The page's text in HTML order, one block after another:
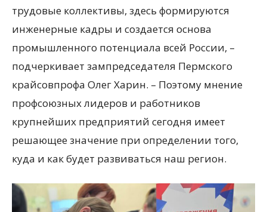
трудовые коллективы, здесь формируются
инженерные кадры и создается основа
промышленного потенциала всей России, –
подчеркивает зампредседателя Пермского
крайсовпрофа Олег Харин. – Поэтому мнение
профсоюзных лидеров и работников
крупнейших предприятий сегодня имеет
решающее значение при определении того,
куда и как будет развиваться наш регион.